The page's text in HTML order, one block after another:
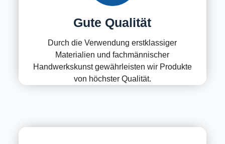
Gute Qualität
Durch die Verwendung erstklassiger
Materialien und fachmännischer
Handwerkskunst gewährleisten wir Produkte
von höchster Qualität.